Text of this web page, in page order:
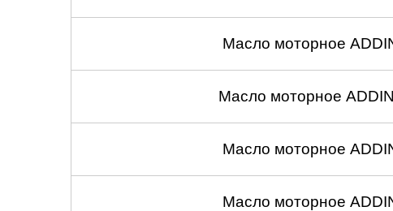
Масло моторное
Масло моторное
Масло моторное
Масло моторное